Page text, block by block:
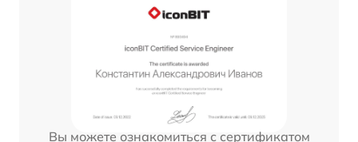
Вы можете ознакомиться с сертификатом